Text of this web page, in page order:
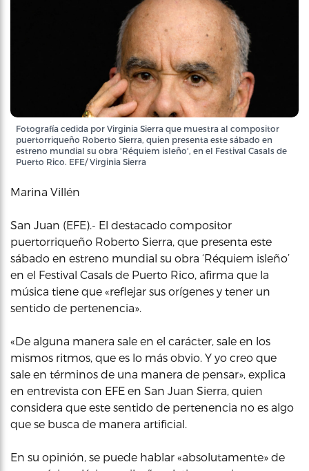
Fotografía cedida por Virginia Sierra que muestra al compositor
puertorriqueño Roberto Sierra, quien presenta este sábado en
estreno mundial su obra 'Réquiem isleño', en el Festival Casals de
Puerto Rico. EFE/ Virginia Sierra
Marina Villén
San Juan (EFE).- El destacado compositor
puertorriqueño Roberto Sierra, que presenta este
sábado en estreno mundial su obra ‘Réquiem isleño’
en el Festival Casals de Puerto Rico, afirma que la
música tiene que «reflejar sus orígenes y tener un
sentido de pertenencia».
«De alguna manera sale en el carácter, sale en los
mismos ritmos, que es lo más obvio. Y yo creo que
sale en términos de una manera de pensar», explica
en entrevista con EFE en San Juan Sierra, quien
considera que este sentido de pertenencia no es algo
que se busca de manera artificial.
En su opinión, se puede hablar «absolutamente» de